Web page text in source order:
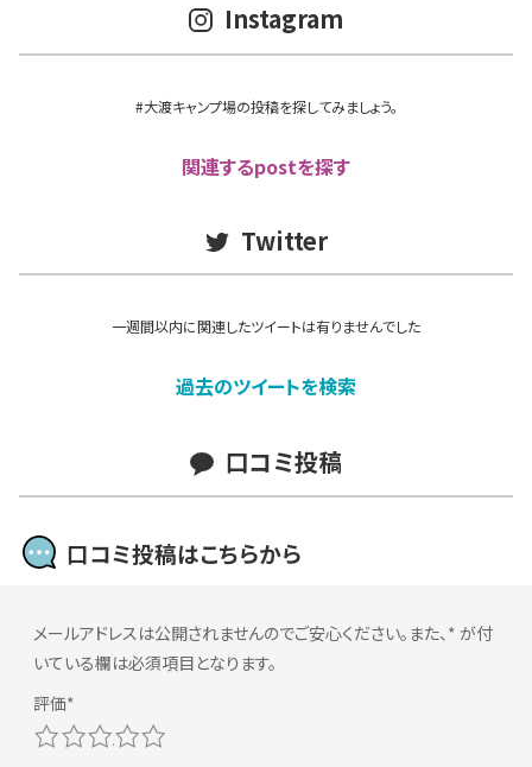
Instagram
#大渡キャンプ場の投稿を探してみましょう。
関連するpostを探す
Twitter
一週間以内に関連したツイートは有りませんでした
過去のツイートを検索
口コミ投稿
口コミ投稿はこちらから
メールアドレスは公開されませんのでご安心ください。また、* が付
いている欄は必須項目となります。
5
4
3
2